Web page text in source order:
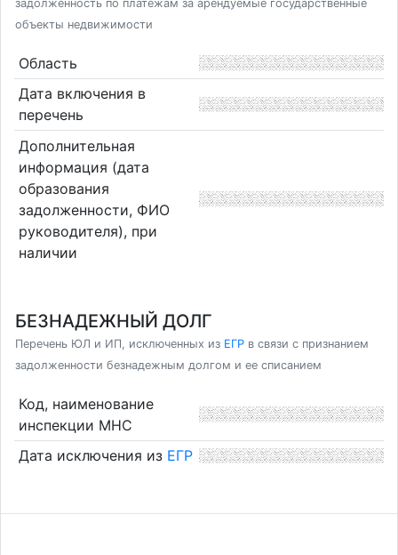
задолженность по платежам за арендуемые государственные
объекты недвижимости
Область
Дата включения в
перечень
Дополнительная
информация (дата
образования
задолженности, ФИО
руководителя), при
наличии
БЕЗНАДЕЖНЫЙ ДОЛГ
Перечень ЮЛ и ИП, исключенных из ЕГР в связи с признанием
задолженности безнадежным долгом и ее списанием
Код, наименование
инспекции МНС
Дата исключения из ЕГР